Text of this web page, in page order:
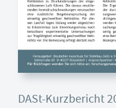
DASt-Kurzbericht